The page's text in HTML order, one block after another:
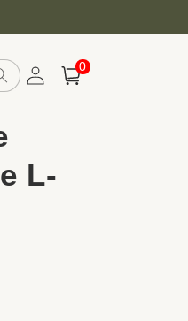
ConnexionPanier
0
0 article
L-